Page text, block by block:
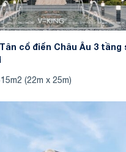
cổ điển Châu Âu 3 tầng
(22m x 25m)